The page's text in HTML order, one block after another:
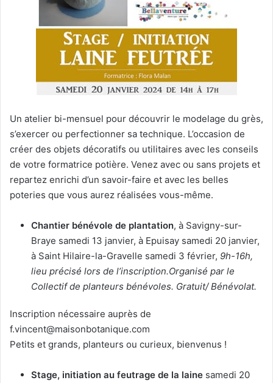
Un atelier bi-mensuel pour découvrir le modelage du grès,
s’exercer ou perfectionner sa technique. L’occasion de
créer des objets décoratifs ou utilitaires avec les conseils
de votre formatrice potière. Venez avec ou sans projets et
repartez enrichi d’un savoir-faire et avec les belles
poteries que vous aurez réalisées vous-même.
Chantier bénévole de plantation, à Savigny-sur-
Braye samedi 13 janvier, à Epuisay samedi 20 janvier,
à Saint Hilaire-la-Gravelle samedi 3 février, 9h-16h,
lieu précisé lors de l’inscription.Organisé par le
Collectif de planteurs bénévoles. Gratuit/ Bénévolat.
Inscription nécessaire auprès de
f.vincent@maisonbotanique.com
Petits et grands, planteurs ou curieux, bienvenus !
Stage, initiation au feutrage de la laine samedi 20